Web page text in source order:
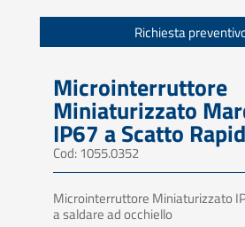
Richiesta
Microinterruttore
Miniaturizzato
IP67 a Scatto
Cod: 1055.0352
Microinterruttore Miniaturizzato
a saldare ad occhiello